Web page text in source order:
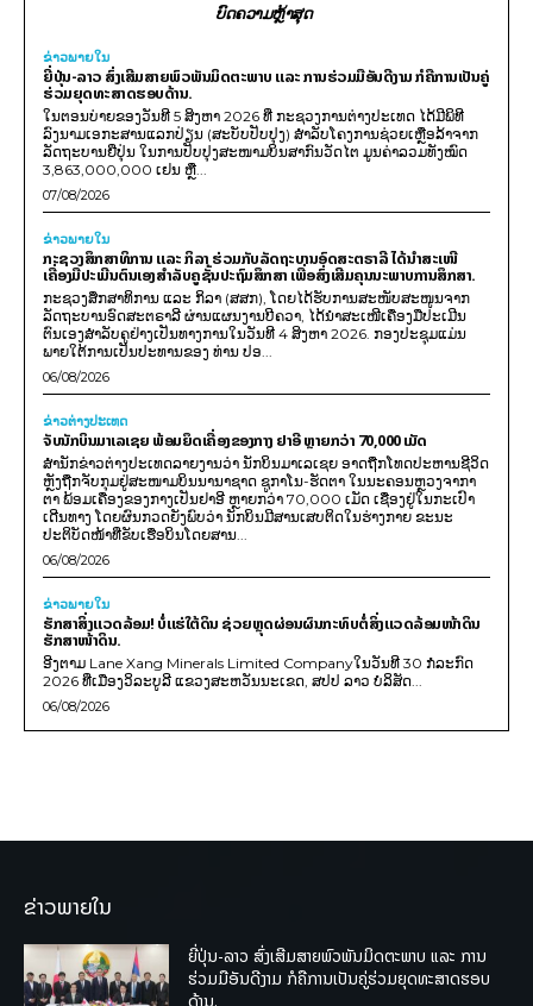
ບົດຄວາມຫຼ້າສຸດ
ຂ່າວພາຍ​ໃນ
ຍີ່ປຸ່ນ-ລາວ ສົ່ງເສີມສາຍພົວພັນມິດຕະພາບ ແລະ ການຮ່ວມມືອັນດີງາມ ກໍຄືການເປັນຄູ່
ຮ່ວມຍຸດທະສາດຮອບດ້ານ.
ໃນຕອນບ່າຍຂອງວັນທີ 5 ສິງຫາ 2026 ທີ່ ກະຊວງການຕ່າງປະເທດ ໄດ້ມີພິທີ
ລົງນາມເອກະສານແລກປ່ຽນ (ສະບັບປັບປຸງ) ສໍາລັບໂຄງການຊ່ວຍເຫຼືອລ້າຈາກ
ລັດຖະບານຍີ່ປຸ່ນ ໃນການປັບປຸງສະໜາມບິນສາກົນວັດໄຕ ມູນຄ່າລວມທັງໝົດ
3,863,000,000 ເຢນ ຫຼື...
07/08/2026
ຂ່າວພາຍ​ໃນ
ກະຊວງສຶກສາທິການ ແລະ ກິລາ ຮ່ວມກັບລັດຖະບານອົດສະຕຣາລີ ໄດ້ນຳສະເໜີ
ເຄື່ອງມືປະເມີນຕົນເອງສຳລັບຄູຊັ້ນປະຖົມສຶກສາ ເພື່ອສົ່ງເສີມຄຸນນະພາບການສຶກສາ.
ກະຊວງສຶກສາທິການ ແລະ ກິລາ (ສສກ), ໂດຍໄດ້ຮັບການສະໜັບສະໜູນຈາກ
ລັດຖະບານອົດສະຕຣາລີ ຜ່ານແຜນງານບີຄວາ, ໄດ້ນຳສະເໜີເຄື່ອງມືປະເມີນ
ຕົນເອງສຳລັບຄູຢ່າງເປັນທາງການໃນວັນທີ 4 ສິງຫາ 2026. ກອງປະຊຸມແມ່ນ
ພາຍໃຕ້ການເປັນປະທານຂອງ ທ່ານ ປອ...
06/08/2026
ຂ່າວຕ່າງປະເທດ
ຈັບນັກບິນມາເລເຊຍ ພ້ອມຍຶດເຄື່ອງຂອງກາງ ຢາອີ ຫຼາຍກວ່າ 70,000 ເມັດ
ສຳນັກຂ່າວຕ່າງປະເທດລາຍງານວ່າ ນັກບິນມາເລເຊຍ ອາດຖືກໂທດປະຫານຊີວິດ
ຫຼັງຖືກຈັບກຸມຢູ່ສະໜາມບິນນານາຊາດ ຊູກາໂນ-ຮັດຕາ ໃນນະຄອນຫຼວງຈາກາ
ຕາ ພ້ອມເຄື່ອງຂອງກາງເປັນຢາອີ ຫຼາຍກວ່າ 70,000 ເມັດ ເຊື່ອງຢູ່ໃນກະເປົາ
ເດີນທາງ ໂດຍຜົນກວດຍັງພົບວ່າ ນັກບິນມີສານເສບຕິດໃນຮ່າງກາຍ ຂະນະ
ປະຕິບັດໜ້າທີ່ຂັບເຮືອບິນໂດຍສານ...
06/08/2026
ຂ່າວພາຍ​ໃນ
ຮັກສາສິ່ງແວດລ້ອມ! ບໍ່ແຮ່ໃຕ້ດິນ ຊ່ວຍຫຼຸດຜ່ອນຜົນກະທົບຕໍ່ສິ່ງແວດລ້ອມໜ້າດິນ
ຮັກສາໜ້າດິນ.
ອີງຕາມ Lane Xang Minerals Limited Companyໃນວັນທີ 30 ກໍລະກົດ
2026 ທີ່ເມືອງວິລະບູລີ ແຂວງສະຫວັນນະເຂດ, ສປປ ລາວ ບໍລິສັດ...
06/08/2026
ຂ່າວພາຍໃນ
ຍີ່ປຸ່ນ-ລາວ ສົ່ງເສີມສາຍພົວພັນມິດຕະພາບ ແລະ ການ
ຮ່ວມມືອັນດີງາມ ກໍຄືການເປັນຄູ່ຮ່ວມຍຸດທະສາດຮອບ
ດ້ານ.